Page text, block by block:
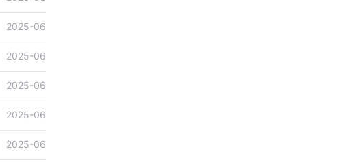
2025-06
2025-06
2025-06
2025-06
2025-06